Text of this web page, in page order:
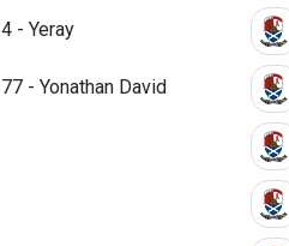
4 - Yeray
77 - Yonathan David